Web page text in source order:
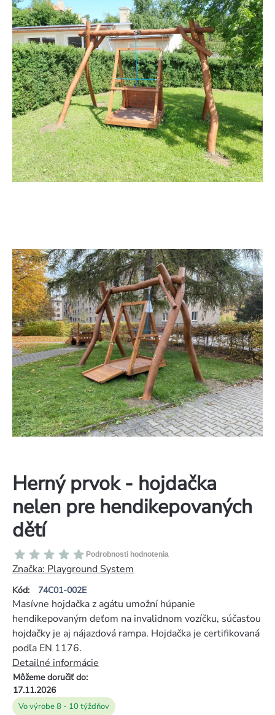
Herný prvok - hojdačka
nelen pre hendikepovaných
dětí
Kód: 74C01-002E
Priemerné
hodnotenie
produktu
je
0,0
z
hviezdičiek.
Podrobnosti hodnotenia
Značka: Playground System
Vo výrobe 8 - 10 týždňov
Môžeme doručiť do:
17.11.2026
Masívne hojdačka z agátu umožní húpanie
hendikepovaným deťom na invalidnom vozíčku, súčasťou
hojdačky je aj nájazdová rampa. Hojdačka je certifikovaná
podľa EN 1176.
Detailné informácie